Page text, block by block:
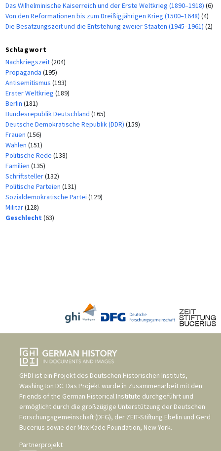
Das Wilhelminische Kaiserreich und der Erste Weltkrieg (1890–1918) (6)
Von den Reformationen bis zum Dreißigjährigen Krieg (1500–1648) (4)
Die Besatzungszeit und die Entstehung zweier Staaten (1945–1961) (2)
Schlagwort
Nachkriegszeit(204)
Propaganda (195)
Antisemitismus (193)
Erster Weltkrieg (189)
Berlin (181)
Bundesrepublik Deutschland (165)
Deutsche Demokratische Republik (DDR) (159)
Frauen (156)
Wahlen (151)
Politische Rede (138)
Familien (135)
Schriftsteller(132)
Politische Parteien (131)
Sozialdemokratische Partei (129)
Militär(128)
Geschlecht (63)
GHDI ist ein Projekt des Deutschen Historischen Instituts,
Washington DC. Das Projekt wurde in Zusammenarbeit mit den
Friends of the German Historical Institute durchgeführt und
ermöglicht durch die großzügige Unterstützung der Deutschen
Forschungsgemeinschaft (DFG), der ZEIT-Stiftung Ebelin und Gerd
Bucerius sowie der Max Kade Foundation, New York.
Partnerprojekt